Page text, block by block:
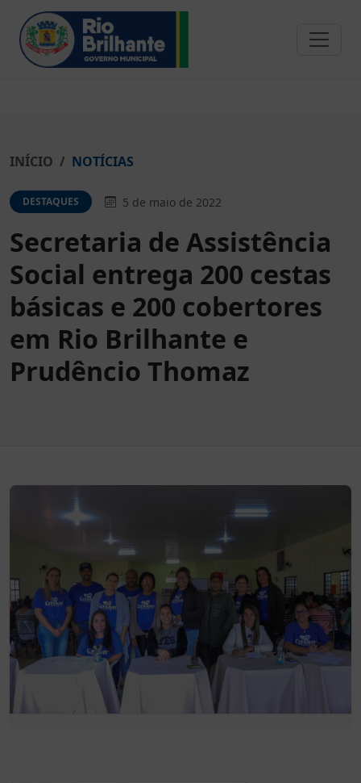
INÍCIO NOTÍCIAS
DESTAQUES 5 de maio de 2022
Secretaria de Assistência
Social entrega 200 cestas
básicas e 200 cobertores
em Rio Brilhante e
Prudêncio Thomaz